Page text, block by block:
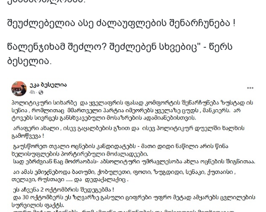
შეუძლებელია ასე ძალაუფლების შენარჩუნება !
წალენჯიხამ შეძლო? შეძლებენ სხვებიც" - წერს
ბესელია.